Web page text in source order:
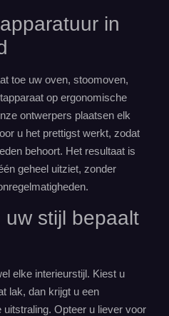
in
toe uw oven, stoomoven,
op ergonomische
ontwerpers plaatsen elk
u het prettigst werkt, zodat
behoort. Het resultaat is
geheel uitziet, zonder
uw stijl bepaalt
elke interieurstijl. Kiest u
lak, dan krijgt u een
Opteer u liever voor